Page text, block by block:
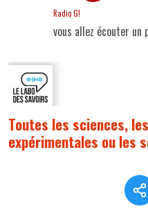
Radio G!
vous allez écouter
Toutes les sciences,
expérimentales ou les